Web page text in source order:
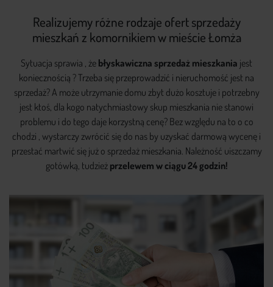
Realizujemy różne rodzaje ofert sprzedaży
mieszkań z komornikiem w mieście Łomża
Sytuacja sprawia , że błyskawiczna sprzedaż mieszkania jest
koniecznością ? Trzeba się przeprowadzić i nieruchomość jest na
sprzedaż? A może utrzymanie domu zbyt dużo kosztuje i potrzebny
jest ktoś, dla kogo natychmiastowy skup mieszkania nie stanowi
problemu i do tego daje korzystną cenę? Bez względu na to o co
chodzi , wystarczy zwrócić się do nas by uzyskać darmową wycenę i
przestać martwić się już o sprzedaż mieszkania. Należność uiszczamy
gotówką, tudzież przelewem w ciągu 24 godzin!